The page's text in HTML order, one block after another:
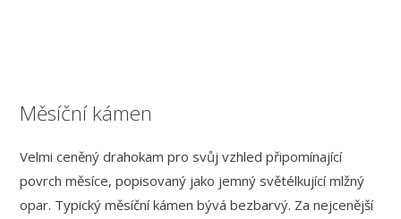
Měsíční kámen
Velmi ceněný drahokam pro svůj vzhled připomínající
povrch měsíce, popisovaný jako jemný světélkující mlžný
opar. Typický měsíční kámen bývá bezbarvý. Za nejcenější